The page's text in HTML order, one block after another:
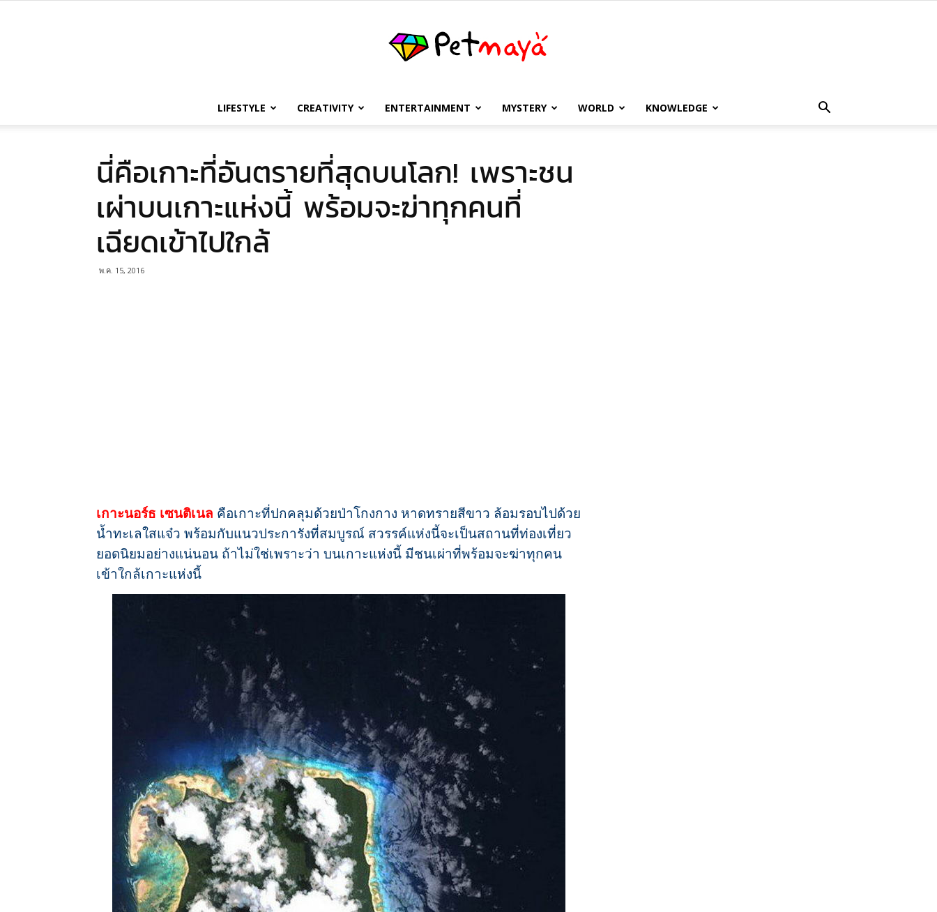
เพชร
มายา
LIFESTYLE CREATIVITY ENTERTAINMENT MYSTERY WORLD KNOWLEDGE
นี่คือเกาะที่อันตรายที่สุดบนโลก! เพราะชน
เผ่าบนเกาะแห่งนี้ พร้อมจะฆ่าทุกคนที่
เฉียดเข้าไปใกล้
พ.ค. 15, 2016
เกาะนอร์ธ เซนติเนล คือเกาะที่ปกคลุมด้วยป่าโกงกาง หาดทรายสีขาว ล้อมรอบไปด้วย
น้ำทะเลใสแจ๋ว พร้อมกับแนวประการังที่สมบูรณ์ สวรรค์แห่งนี้จะเป็นสถานที่ท่องเที่ยว
ยอดนิยมอย่างแน่นอน ถ้าไม่ใช่เพราะว่า บนเกาะแห่งนี้ มีชนเผ่าที่พร้อมจะฆ่าทุกคน
เข้าใกล้เกาะแห่งนี้